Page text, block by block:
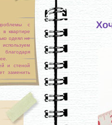
с
в квартире
одеял не
и стеной
заменить
отражает